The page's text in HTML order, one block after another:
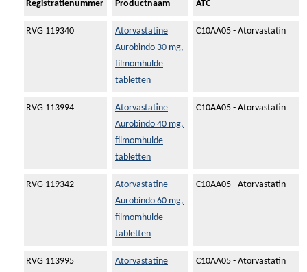
Registratienummer Productnaam ATC
RVG 119340
Atorvastatine
Aurobindo 30 mg,
filmomhulde
tabletten
C10AA05 - Atorvastatin
RVG 113994
Atorvastatine
Aurobindo 40 mg,
filmomhulde
tabletten
C10AA05 - Atorvastatin
RVG 119342
Atorvastatine
Aurobindo 60 mg,
filmomhulde
tabletten
C10AA05 - Atorvastatin
RVG 113995
Atorvastatine
C10AA05 - Atorvastatin